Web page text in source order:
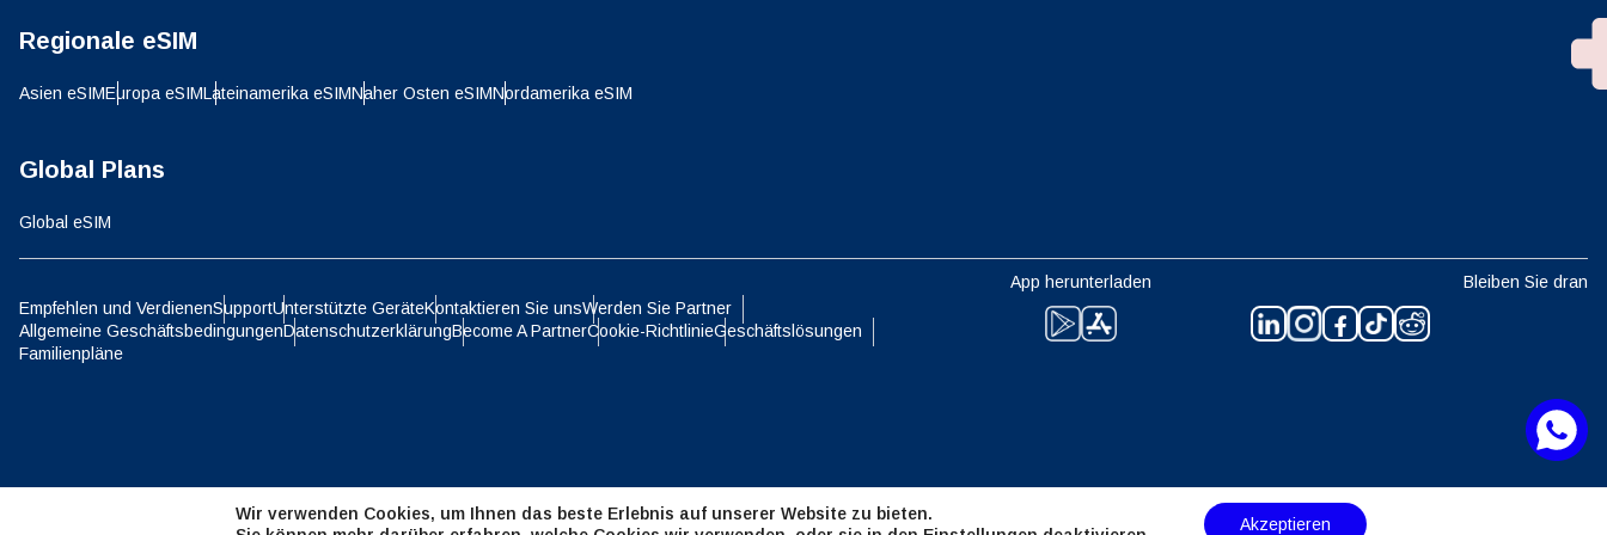
Regionale eSIM
Asien eSIMEuropa eSIMLateinamerika eSIMNaher Osten eSIMNordamerika eSIM
Global Plans
Global eSIM
Empfehlen und VerdienenSupportUnterstützte GeräteKontaktieren Sie unsWerden Sie Partner
Allgemeine GeschäftsbedingungenDatenschutzerklärungBecome A PartnerCookie-RichtlinieGeschäftslösungen
Familienpläne
App herunterladen Bleiben Sie dran
Polski
JPY - Japanischer Yen
IDR - Indonesische Rupiah AUD - Australischer Dollar
CAD - Kanadischer Dollar GBP - Pfund Sterling
CHF - Schweizer Franken NZD - Neuseeland-Dollar
Wir verwenden Cookies, um Ihnen das beste Erlebnis auf unserer Website zu bieten.
Akzeptieren